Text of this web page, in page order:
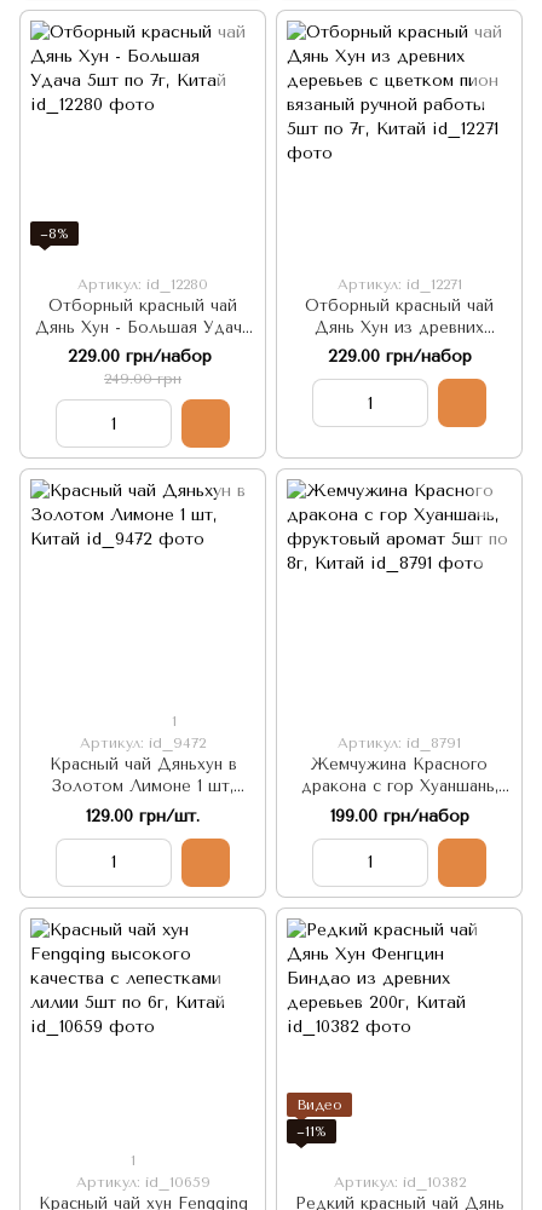
−8%
Артикул: id_12280
Отборный красный чай
Дянь Хун - Большая Удача
5шт по 7г, Китай
229.00 грн/набор
249.00 грн
Артикул: id_12271
Отборный красный чай
Дянь Хун из древних
деревьев с цветком пион
вязаный ручной работы
5шт по 7г, Китай
229.00 грн/набор
1
Артикул: id_9472
Красный чай Дяньхун в
Золотом Лимоне 1 шт,
Китай
129.00 грн/шт.
Артикул: id_8791
Жемчужина Красного
дракона с гор Хуаншань,
фруктовый аромат 5шт по
8г, Китай
199.00 грн/набор
1
Артикул: id_10659
Красный чай хун Fengqing
Видео
−11%
Артикул: id_10382
Редкий красный чай Дянь